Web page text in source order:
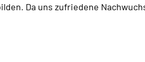
Da uns zufriedene